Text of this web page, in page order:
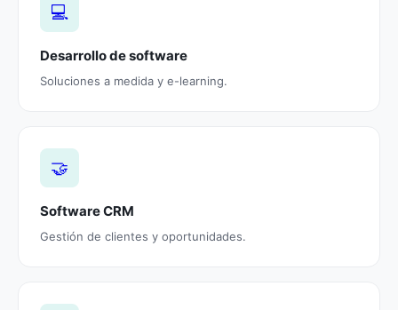
💻
Desarrollo de software
Soluciones a medida y e-learning.
🤝
Software CRM
Gestión de clientes y oportunidades.